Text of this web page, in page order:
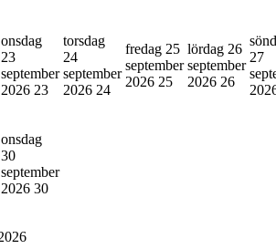
onsdag
23
september
2026 23
torsdag
24
september
2026 24
fredag 25
september
2026 25
lördag 26
september
2026 26
27
onsdag
30
september
2026 30